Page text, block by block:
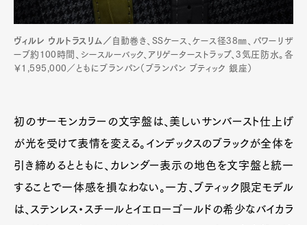
ヴィルレ ウルトラスリム／ 自動巻き、SSケース、ケース径38㎜、パワーリザ
ーブ約100時間、シースルーバック、アリゲーターストラップ、3気圧防水。各
￥1,595,000／ともにブランパン（ブランパン ブティック 銀座）
初のサーモンカラーの文字盤は、美しいサンバースト仕上げ
が光を受けて表情を変える。インデックスのブラックが全体を
引き締めるとともに、カレンダー表示の地色を文字盤と統一
することで一体感を損なわない。一方、ブティック限定モデル
は、ステンレス・スチールとイエローゴールドの希少なバイカラ